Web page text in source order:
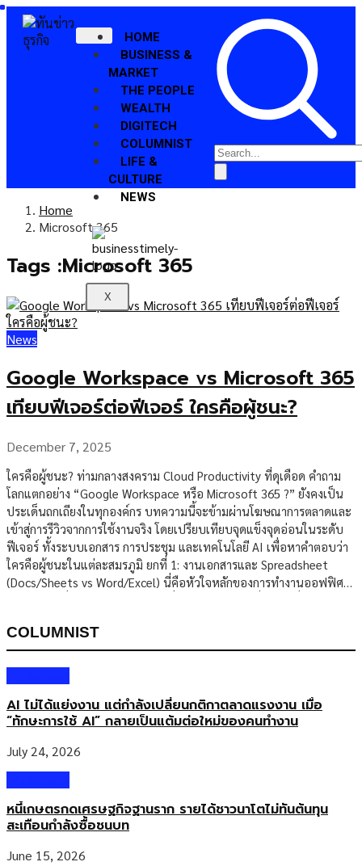
HOME
BUSINESS &
MARKET
THE PEOPLE
WEALTH
DIGITECH
COLUMNIST
LIFE &
CULTURE
NEWS
X
Home
Microsoft 365
Tags :Microsoft 365
News
Google Workspace vs Microsoft 365
เทียบฟีเจอร์ต่อฟีเจอร์ ใครคือผู้ชนะ?
December 7, 2025
ใครคือผู้ชนะ? ท่ามกลางสงคราม Cloud Productivity ที่ดุเดือด คำถาม
โลกแตกอย่าง “Google Workspace หรือ Microsoft 365 ?” ยังคงเป็น
ประเด็นถกเถียงในทุกองค์กร บทความนี้จะข้ามผ่านโฆษณาการตลาดและ
เข้าสู่การรีวิวจากการใช้งานจริง โดยเปรียบเทียบจุดแข็งจุดอ่อนในระดับ
ฟีเจอร์ ทั้งระบบเอกสาร การประชุม และเทคโนโลยี AI เพื่อหาคำตอบว่า
ใครคือผู้ชนะในแต่ละสมรภูมิ ยกที่ 1: งานเอกสารและ Spreadsheet
(Docs/Sheets vs Word/Excel) นี่คือหัวใจหลักของการทำงานออฟฟิศ
การค้นหา (Drive vs OneDrive) คำตัดสิน: ยกให้ Google Workspace
(ระบบค้นหาและการจัดการไฟล์บน Cloud ทำได้ User-friendly กว่าอย่าง
ชัดเจน) ยกที่ 4: สงคราม […]
COLUMNIST
AI ไม่ได้แย่งงาน แต่กำลังเปลี่ยนกติกาตลาดแรงงาน เมื่อ
“ทักษะการใช้ AI” กลายเป็นแต้มต่อใหม่ของคนทำงาน
July 24, 2026
หนี้เกษตรกดเศรษฐกิจฐานราก รายได้ชาวนาโตไม่ทันต้นทุน
สะเทือนกำลังซื้อชนบท
June 15, 2026